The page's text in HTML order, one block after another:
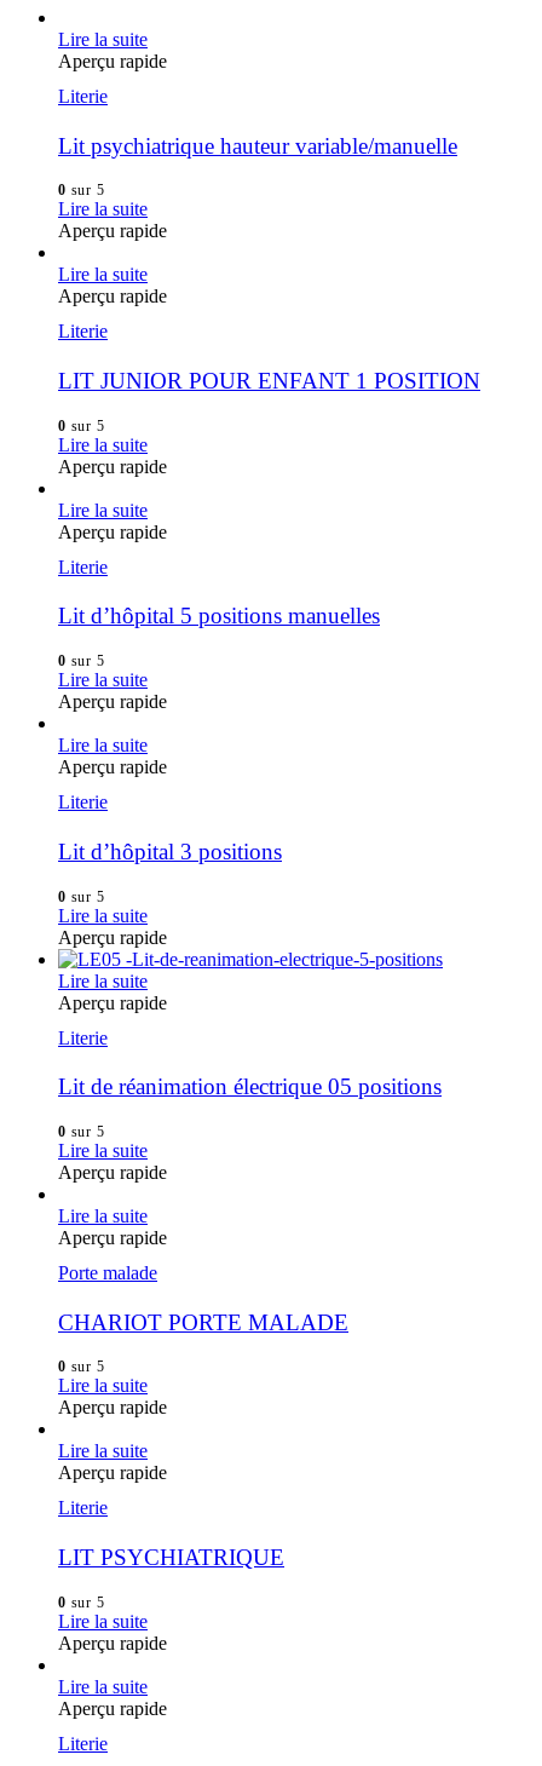
Lire la suite
Aperçu rapide
Literie
Lit psychiatrique hauteur variable/manuelle
0 sur 5
Lire la suite
Aperçu rapide
Lire la suite
Aperçu rapide
Literie
LIT JUNIOR POUR ENFANT 1 POSITION
0 sur 5
Lire la suite
Aperçu rapide
Lire la suite
Aperçu rapide
Literie
Lit d’hôpital 5 positions manuelles
0 sur 5
Lire la suite
Aperçu rapide
Lire la suite
Aperçu rapide
Literie
Lit d’hôpital 3 positions
0 sur 5
Lire la suite
Aperçu rapide
Lire la suite
Aperçu rapide
Literie
Lit de réanimation électrique 05 positions
0 sur 5
Lire la suite
Aperçu rapide
Lire la suite
Aperçu rapide
Porte malade
CHARIOT PORTE MALADE
0 sur 5
Lire la suite
Aperçu rapide
Lire la suite
Aperçu rapide
Literie
LIT PSYCHIATRIQUE
0 sur 5
Lire la suite
Aperçu rapide
Lire la suite
Aperçu rapide
Literie